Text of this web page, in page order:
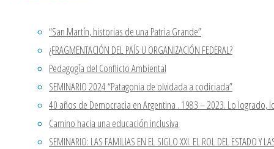
“San Martín, historias de una Patria Grande”
¿FRAGMENTACIÓN DEL PAÍS U ORGANIZACIÓN FEDERAL?
Pedagogía del Conflicto Ambiental
SEMINARIO 2024 “Patagonia de olvidada a codiciada”
40 años de Democracia en Argentina . 1983 – 2023. Lo
Camino hacia una educación inclusiva
SEMINARIO: LAS FAMILIAS EN EL SIGLO XXI. EL ROL DEL ESTADO Y
Cosas”.
Último curso del año “San Martín,
historias de una Patria Grande”
Comentarios recientes
Casa Patria Neuquen
“LA OTRA HISTORIA” Argentina